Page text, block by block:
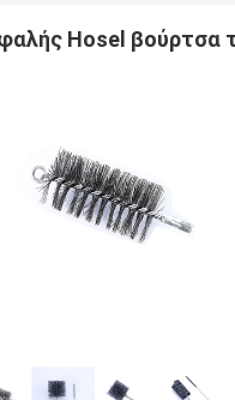
Hosel βούρτσα